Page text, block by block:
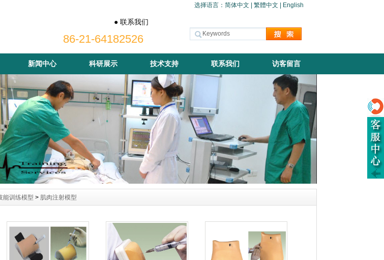
选择语言： 简体中文 繁體中文 English
● 联系我们
86-21-64182526
新闻中心 科研展示 技术支持 联系我们 访客留言
能训练模型 > 肌肉注射模型